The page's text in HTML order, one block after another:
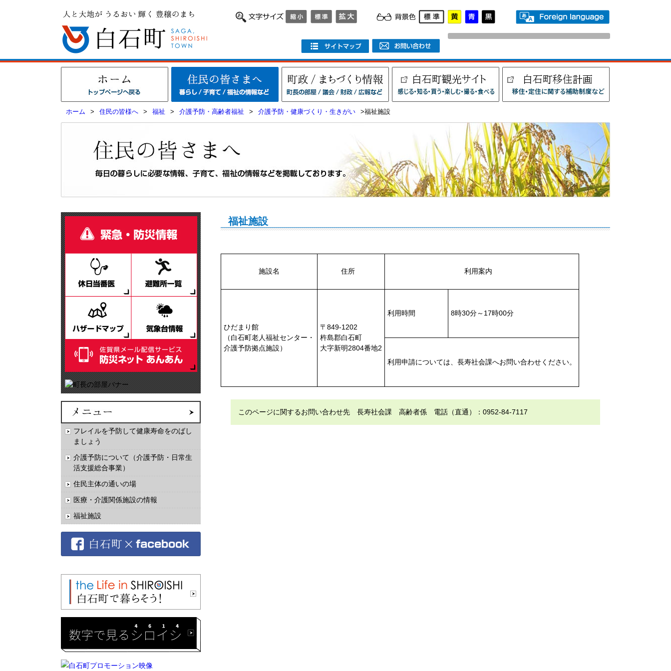
ホーム > 住民の皆様へ > 福祉 > 介護予防・高齢者福祉 > 介護予防・健康づくり・生きがい >福祉施設
フレイルを予防して健康寿命をのばし
ましょう
介護予防について（介護予防・日常生
活支援総合事業）
住民主体の通いの場
医療・介護関係施設の情報
福祉施設
福祉施設
施設名 住所 利用案内
ひだまり館
（白石町老人福祉センター・
介護予防拠点施設）
〒849-1202
杵島郡白石町
大字新明2804番地2
利用時間 8時30分～17時00分
利用申請については、長寿社会課へお問い合わせください。
このページに関するお問い合わせ先 長寿社会課 高齢者係 電話（直通）：0952-84-7117